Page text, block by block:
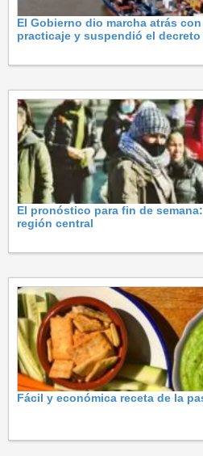
El Gobierno dio marcha atrás
practicaje y suspendió el
El pronóstico para fin de
región central
Fácil y económica receta de la